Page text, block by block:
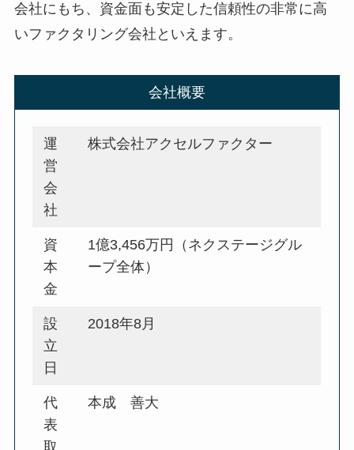
会社にもち、資金面も安定した信頼性の非常に高
いファクタリング会社といえます。
会社概要
運
営
会
社
株式会社アクセルファクター
資
本
金
1億3,456万円（ネクステージグル
ープ全体）
設
立
日
2018年8月
代
表
本成 善大